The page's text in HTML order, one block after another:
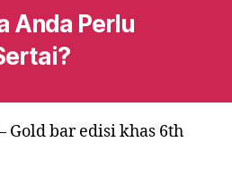
Anda Perlu
Gold bar edisi khas 6th